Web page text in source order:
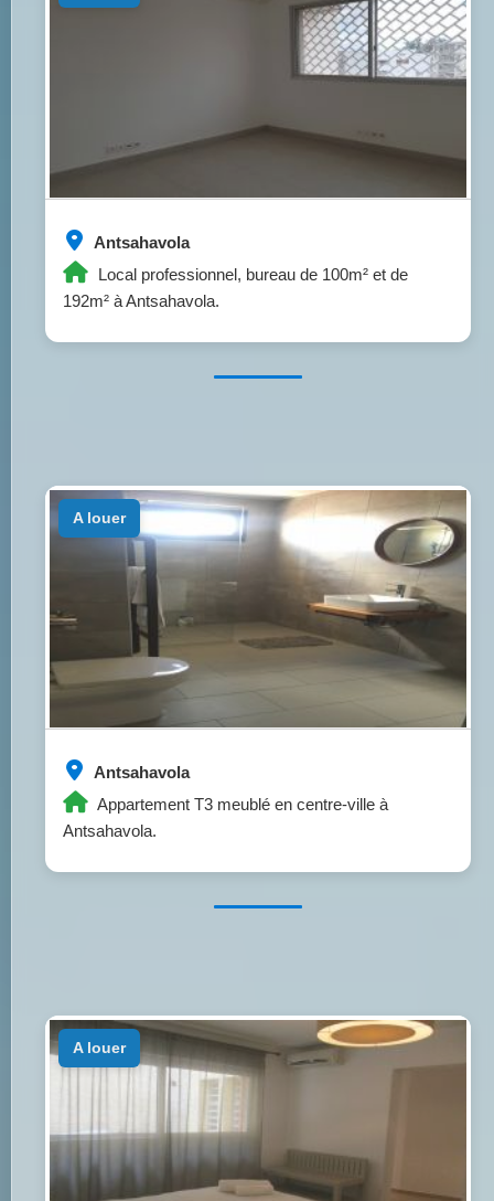
Antsahavola
Local professionnel, bureau de 100m² et de
192m² à Antsahavola.
Antsahavola
Appartement T3 meublé en centre-ville à
Antsahavola.
a louer
a louer